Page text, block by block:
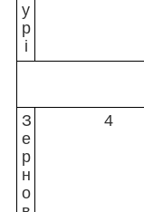
у
р
і
З
е
р
н
о
4